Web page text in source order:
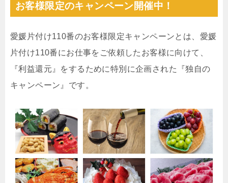
お客様限定のキャンペーン開催中！
愛媛片付け110番のお客様限定キャンペーンとは、愛媛
片付け110番にお仕事をご依頼したお客様に向けて、
『利益還元』をするために特別に企画された『独自の
キャンペーン』です。